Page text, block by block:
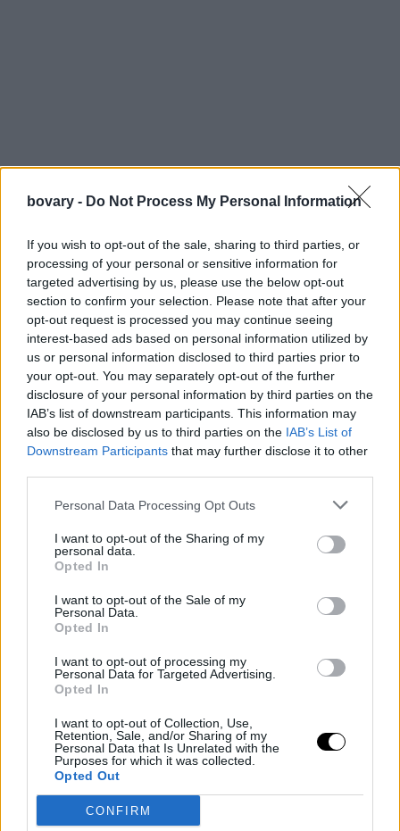
bovary - Do Not Process My Personal Information
If you wish to opt-out of the sale, sharing to third parties, or
processing of your personal or sensitive information for
targeted advertising by us, please use the below opt-out
section to confirm your selection. Please note that after your
opt-out request is processed you may continue seeing
interest-based ads based on personal information utilized by
us or personal information disclosed to third parties prior to
your opt-out. You may separately opt-out of the further
disclosure of your personal information by third parties on the
IAB’s list of downstream participants. This information may
also be disclosed by us to third parties on the IAB’s List of
Downstream Participants that may further disclose it to other
Personal Data Processing Opt Outs
I want to opt-out of the Sharing of my
personal data.
Opted In
I want to opt-out of the Sale of my
Personal Data.
Opted In
I want to opt-out of processing my
Personal Data for Targeted Advertising.
Opted In
I want to opt-out of Collection, Use,
Retention, Sale, and/or Sharing of my
Personal Data that Is Unrelated with the
Purposes for which it was collected.
Opted Out
CONFIRM
Σε άλλη συνέντευξή της -στη Real Life- έχει αποκαλύψει ότι η
Νικολέτα είναι το «κολλητάρι» της: «
Καμιά φορά είναι εκείνη η μαμά μου και ανησυχεί για μένα όσο
ανησυχώ εγώ για εκείνη. Δεν ξέρω αν αυτή η σχέση είναι η